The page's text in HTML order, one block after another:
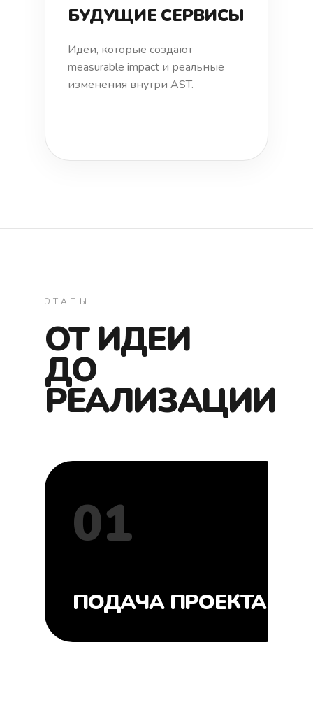
БУДУЩИЕ СЕРВИСЫ
Идеи, которые создают
measurable impact и реальные
изменения внутри AST.
ЭТАПЫ
ОТ ИДЕИ
ДО
РЕАЛИЗАЦИИ
01
ПОДАЧА ПРОЕКТА